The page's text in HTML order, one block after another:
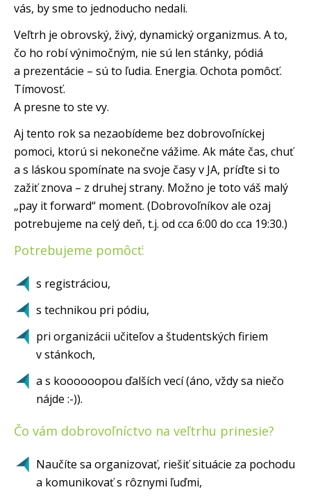
vás, by sme to jednoducho nedali.
Veľtrh je obrovský, živý, dynamický organizmus. A to,
čo ho robí výnimočným, nie sú len stánky, pódiá
a prezentácie – sú to ľudia. Energia. Ochota pomôcť.
Tímovosť.
A presne to ste vy.
Aj tento rok sa nezaobídeme bez dobrovoľníckej
pomoci, ktorú si nekonečne vážime. Ak máte čas, chuť
a s láskou spomínate na svoje časy v JA, príďte si to
zažiť znova – z druhej strany. Možno je toto váš malý
„pay it forward“ moment. (Dobrovoľníkov ale ozaj
potrebujeme na celý deň, t.j. od cca 6:00 do cca 19:30.)
Potrebujeme pomôcť:
s registráciou,
s technikou pri pódiu,
pri organizácii učiteľov a študentských firiem
v stánkoch,
a s koooooopou ďalších vecí (áno, vždy sa niečo
nájde :-)).
Čo vám dobrovoľníctvo na veľtrhu prinesie?
Naučíte sa organizovať, riešiť situácie za pochodu
a komunikovať s rôznymi ľuďmi,